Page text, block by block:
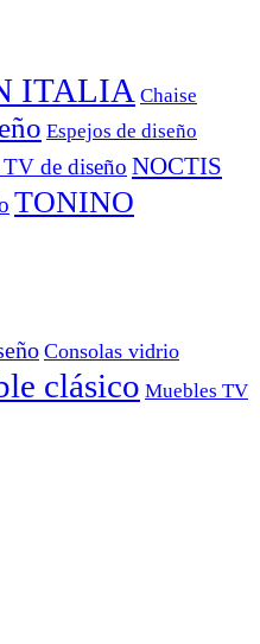
ITALIA Chaise
Espejos de diseño
de diseño NOCTIS
TONINO
Consolas vidrio
clásico Muebles TV